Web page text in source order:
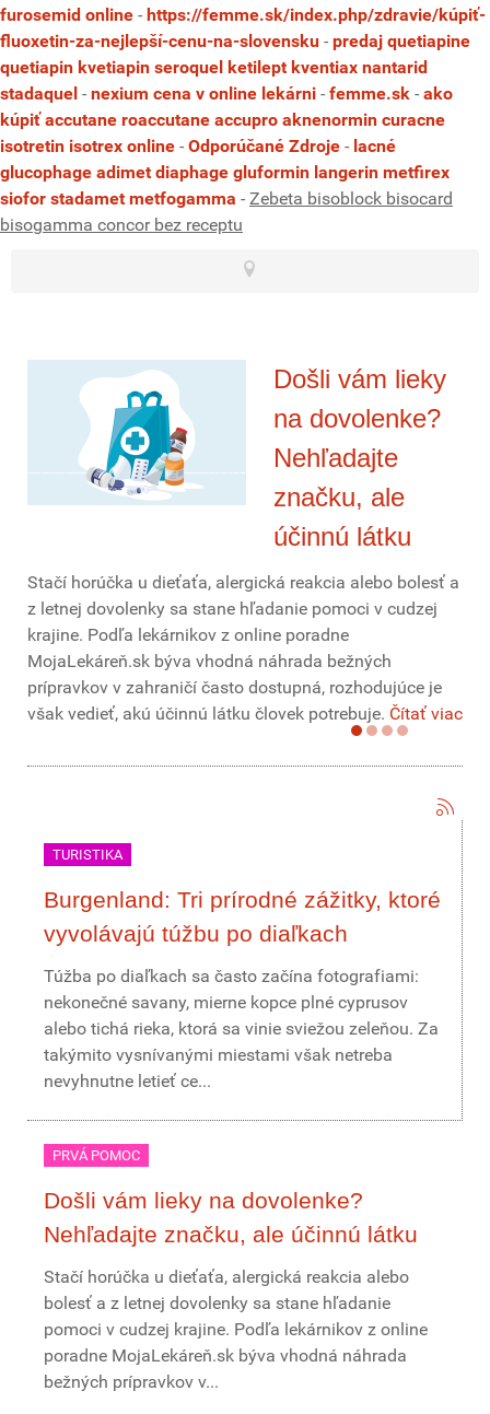
furosemid online - https://femme.sk/index.php/zdravie/kúpiť-
fluoxetin-za-nejlepší-cenu-na-slovensku - predaj quetiapine
quetiapin kvetiapin seroquel ketilept kventiax nantarid
stadaquel - nexium cena v online lekárni - femme.sk - ako
kúpiť accutane roaccutane accupro aknenormin curacne
isotretin isotrex online - Odporúčané Zdroje - lacné
glucophage adimet diaphage gluformin langerin metfirex
siofor stadamet metfogamma - Zebeta bisoblock bisocard
bisogamma concor bez receptu
Došli vám lieky
na dovolenke?
Nehľadajte
značku, ale
účinnú látku
Stačí horúčka u dieťaťa, alergická reakcia alebo bolesť a
z letnej dovolenky sa stane hľadanie pomoci v cudzej
krajine. Podľa lekárnikov z online poradne
MojaLekáreň.sk býva vhodná náhrada bežných
prípravkov v zahraničí často dostupná, rozhodujúce je
však vedieť, akú účinnú látku človek potrebuje. Čítať viac
TURISTIKA
Burgenland: Tri prírodné zážitky, ktoré
vyvolávajú túžbu po diaľkach
Túžba po diaľkach sa často začína fotografiami:
nekonečné savany, mierne kopce plné cyprusov
alebo tichá rieka, ktorá sa vinie sviežou zeleňou. Za
takýmito vysnívanými miestami však netreba
nevyhnutne letieť ce...
PRVÁ POMOC
Došli vám lieky na dovolenke?
Nehľadajte značku, ale účinnú látku
Stačí horúčka u dieťaťa, alergická reakcia alebo
bolesť a z letnej dovolenky sa stane hľadanie
pomoci v cudzej krajine. Podľa lekárnikov z online
poradne MojaLekáreň.sk býva vhodná náhrada
bežných prípravkov v...